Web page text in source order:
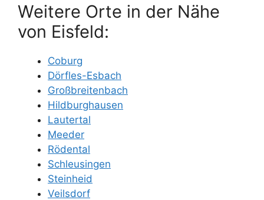
Weitere Orte in der Nähe
von Eisfeld:
Coburg
Dörfles-Esbach
Großbreitenbach
Hildburghausen
Lautertal
Meeder
Rödental
Schleusingen
Steinheid
Veilsdorf